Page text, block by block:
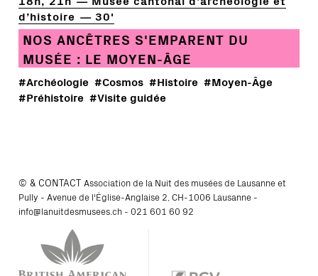
d’histoire
30'
NOS ANCÊTRES S'EMPARENT DU
MUSÉE : LE MOYEN-ÂGE
#Archéologie #Cosmos #Histoire #Moyen-Âge
#Préhistoire #Visite guidée
© & CONTACT Association de la Nuit des musées de Lausanne et
Pully - Avenue de l'Église-Anglaise 2, CH-1006 Lausanne -
info@lanuitdesmusees.ch- 021 601 60 92